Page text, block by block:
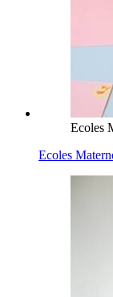
Ecoles
Ecoles